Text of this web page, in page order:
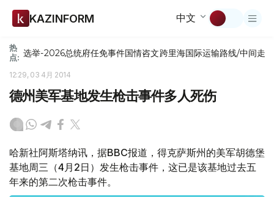
KAZINFORM 中文
热
点: 选举-2026总统府任免事件国情咨文跨里海国际运输路线/中间走廊
12:29, 03 4月 2014
德州美军基地发生枪击事件多人死伤
哈新社阿斯塔纳讯，据BBC报道，得克萨斯州的美军胡德堡
基地周三（4月2日）发生枪击事件，这已是该基地过去五
年来的第二次枪击事件。